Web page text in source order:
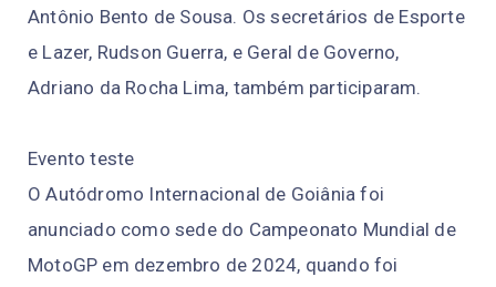
Antônio Bento de Sousa. Os secretários de Esporte
e Lazer, Rudson Guerra, e Geral de Governo,
Adriano da Rocha Lima, também participaram.
Evento teste
O Autódromo Internacional de Goiânia foi
anunciado como sede do Campeonato Mundial de
MotoGP em dezembro de 2024, quando foi